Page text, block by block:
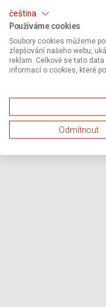
čeština
Používáme cookies
Soubory cookies můžeme
zlepšování našeho webu,
reklam. Celkově se tato
informací o cookies, které
Odmítnout